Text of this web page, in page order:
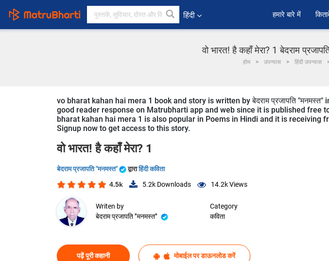
हिंदी हमारे बारे में
वो भारत! है कहाँ मेरा? 1 बेदराम
होम उपन्यास हिंदी उपन्यास
vo bharat kahan hai mera 1 book and story is written by बेदराम प्रजापति
good reader response on Matrubharti app and web since it is published free
bharat kahan hai mera 1 is also popular in Poems in Hindi and it is receiving
Signup now to get access to this story.
वो भारत! है कहाँ मेरा? 1
बेदराम प्रजापति "मनमस्त" द्वाराहिंदी कविता
4.5k 5.2k Downloads 14.2kViews
Writen by
बेदराम प्रजापति "मनमस्त"
Category
कविता
पढ़ें पूरी कहानी मोबाईल पर डाऊनलोड करें